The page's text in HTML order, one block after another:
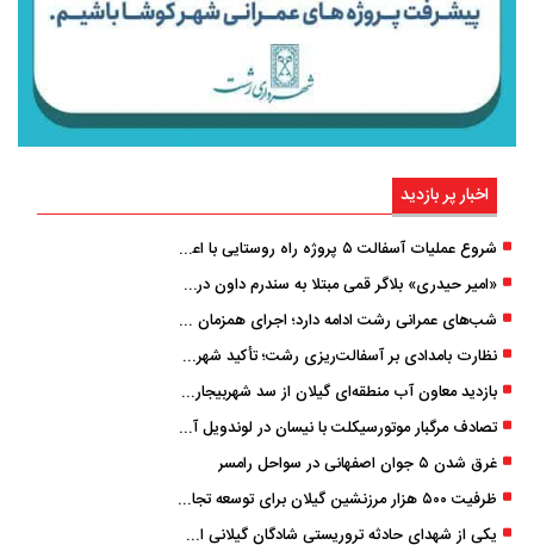
اخبار پر بازدید
شروع عملیات آسفالت ۵ پروژه راه ‌روستایی با اعتبار ۳۷۰ میلیاردی در گیلان
«امیر حیدری» بلاگر قمی مبتلا به سندرم داون درگذشت
شب‌های عمرانی رشت ادامه دارد؛ اجرای همزمان آسفالت‌ریزی در پنج منطقه شهری
نظارت بامدادی بر آسفالت‌ریزی رشت؛ تأکید شهردار و بازرس کل بر کیفیت اجرای پروژه‌ها
بازدید معاون آب منطقه‌ای گیلان از سد شهربیجار برای تداوم تأمین آب شرب استان
تصادف مرگبار موتورسیکلت با نیسان در لوندویل آستارا/ انتقال مصدوم با اورژانس هوایی به رشت
غرق شدن ۵ جوان اصفهانی در سواحل رامسر
ظرفیت ۵۰۰ هزار مرزنشین گیلان برای توسعه تجارت فعال می‌شود
یکی از شهدای حادثه تروریستی شادگان گیلانی است/ شهادت «سینا سیاه‌ نژاد» در درگیری با اشرار مسلح